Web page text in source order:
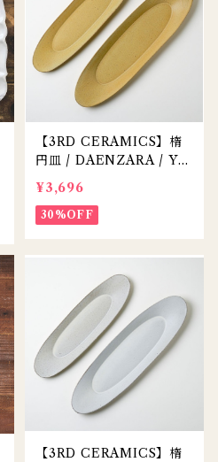
【3RD CERAMICS】楕
円皿 / DAENZARA / YE
LLOW / M
¥3,696
30%OFF
【3RD CERAMICS】楕